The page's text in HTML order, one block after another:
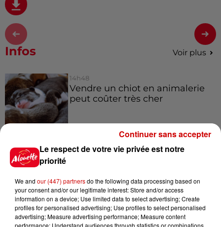
Infos Voir plus
14h48
Vendre un chiot en animalerie
peut coûter très cher
Invasion de physalies sur des
11h51
À LA UNE : affaire Manon
Le respect de votre vie privée est notre
priorité
We and our (447) partnersdo the following data processing based on
your consent and/or our legitimate interest: Store and/or access
information on a device; Use limited data to select advertising; Create
profiles for personalised advertising; Use profiles to select personalised
advertising; Measure advertising performance; Measure content
performance; Understand audiences through statistics or combinations
Continuer sans accepter